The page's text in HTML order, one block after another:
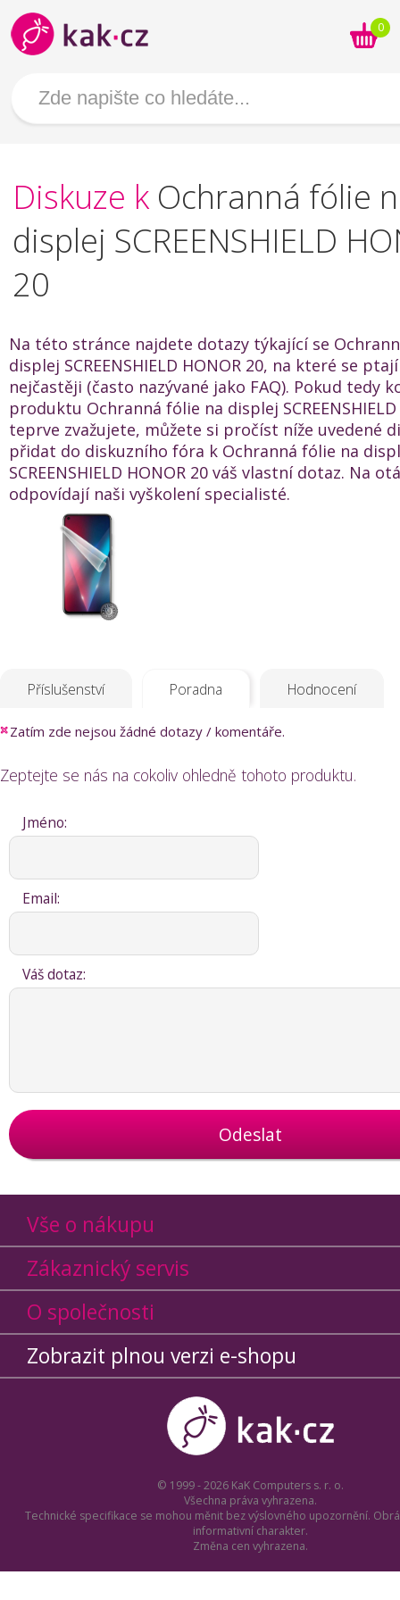
0
Diskuze k Ochranná fólie
displej SCREENSHIELD
20
Na této stránce najdete dotazy týkající se
displej SCREENSHIELD HONOR 20, na které se
nejčastěji (často nazývané jako FAQ). Pokud tedy
produktu Ochranná fólie na displej SCREENSHIELD
teprve zvažujete, můžete si pročíst níže uvedené
přidat do diskuzního fóra k Ochranná fólie na
SCREENSHIELD HONOR 20 váš vlastní dotaz. Na
odpovídají naši vyškolení specialisté.
Příslušenství Poradna Hodnocení
Zatím zde nejsou žádné dotazy / komentáře.
Zeptejte se nás na cokoliv ohledně tohoto produktu.
Jméno:
Email:
Váš dotaz:
Odeslat
Vše o nákupu
Zákaznický servis
O společnosti
Zobrazit plnou verzi e-shopu
© 1999 - 2026 KaK Computers s. r. o.
Všechna práva vyhrazena.
Technické specifikace se mohou měnit bez výslovného upozornění.
informativní charakter.
Změna cen vyhrazena.